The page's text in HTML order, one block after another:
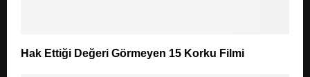
Hak Ettiği Değeri Görmeyen 15 Korku Filmi